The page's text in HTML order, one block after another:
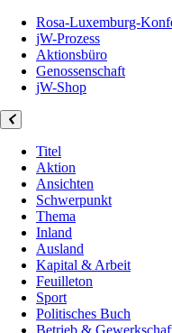
Rosa-Luxemburg-
jW-Prozess
Aktionsbüro
Genossenschaft
jW-Shop
Titel
Aktion
Ansichten
Schwerpunkt
Thema
Inland
Ausland
Kapital & Arbeit
Feuilleton
Sport
Politisches Buch
Betrieb &